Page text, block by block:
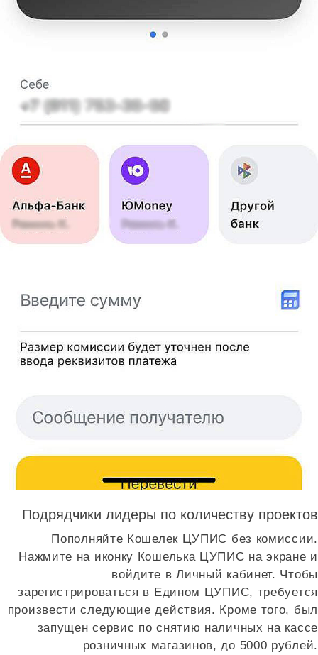
Подрядчики лидеры по количеству проектов
Пополняйте Кошелек ЦУПИС без комиссии.
Нажмите на иконку Кошелька ЦУПИС на экране и
войдите в Личный кабинет. Чтобы
зарегистрироваться в Едином ЦУПИС, требуется
произвести следующие действия. Кроме того, был
запущен сервис по снятию наличных на кассе
розничных магазинов, до 5000 рублей.